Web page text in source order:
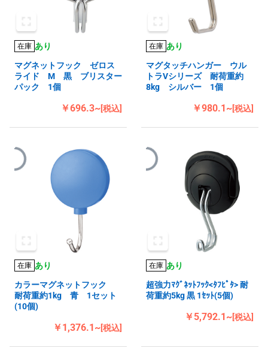
在庫 あり
マグネットフック ゼロス
ライド M 黒 ブリスター
パック 1個
￥696.3~[税込]
在庫 あり
マグタッチハンガー ウル
トラVシリーズ 耐荷重約
8kg シルバー 1個
￥980.1~[税込]
在庫 あり
カラーマグネットフック
耐荷重約1kg 青 1セット
(10個)
￥1,376.1~[税込]
在庫 あり
超強力ﾏｸﾞﾈｯﾄﾌｯｸ<ﾀﾌﾋﾟﾀ> 耐
荷重約5kg 黒 1ｾｯﾄ(5個)
￥5,792.1~[税込]